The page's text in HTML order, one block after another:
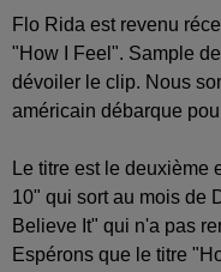
Flo Rida est revenu
"How I Feel". Sample
dévoiler le clip. Nous
américain débarque
Le titre est le deuxième
10" qui sort au mois de
Believe It" qui n'a pas
Espérons que le titre